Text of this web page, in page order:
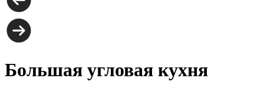
Большая угловая кухня